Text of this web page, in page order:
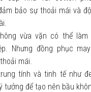
bảo sự thoải mái và
vừa vặn có thể làm
Nhưng đồng phục
mái.
tính và tinh tế như
tưởng để tạo nên bầu